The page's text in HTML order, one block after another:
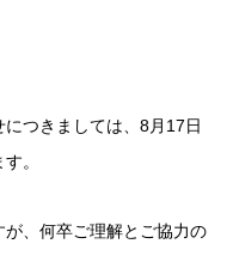
つきましては、8月17日
。
、何卒ご理解とご協力の